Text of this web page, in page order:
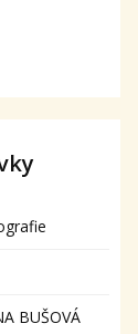
BUŠOVÁ